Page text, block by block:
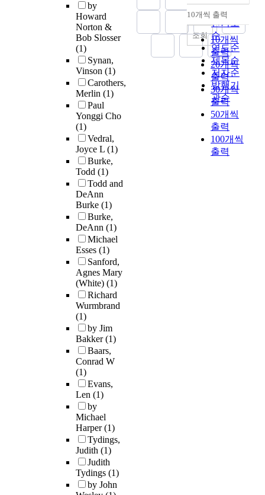
by
Howard
Norton &
Bob Slosser
(1)
Synan,
Vinson (1)
Carothers,
Merlin (1)
Paul
Yonggi Cho
(1)
Vedral,
Joyce L (1)
Burke,
Todd (1)
Todd and
DeAnn
Burke (1)
Burke,
DeAnn (1)
Michael
Esses (1)
Sanford,
Agnes Mary
(White) (1)
Richard
Wurmbrand
(1)
by Jim
Bakker(1)
Baars,
Conrad W
(1)
Evans,
Len (1)
by
Michael
Harper(1)
Tydings,
Judith (1)
Judith
Tydings (1)
by John
순
인기도
순
연도순
제목순
저자순
발행기
관순
내림차순
10개씩 출력
10개씩
출력
20개씩
출력
30개씩
출력
50개씩
출력
100개씩
출력
조회